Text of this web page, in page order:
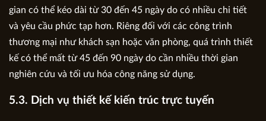
gian có thể kéo dài từ 30 đến 45 ngày do có nhiều chi tiết
và yêu cầu phức tạp hơn. Riêng đối với các công trình
thương mại như khách sạn hoặc văn phòng, quá trình thiết
kế có thể mất từ 45 đến 90 ngày do cần nhiều thời gian
nghiên cứu và tối ưu hóa công năng sử dụng.
5.3. Dịch vụ thiết kế kiến trúc trực tuyến